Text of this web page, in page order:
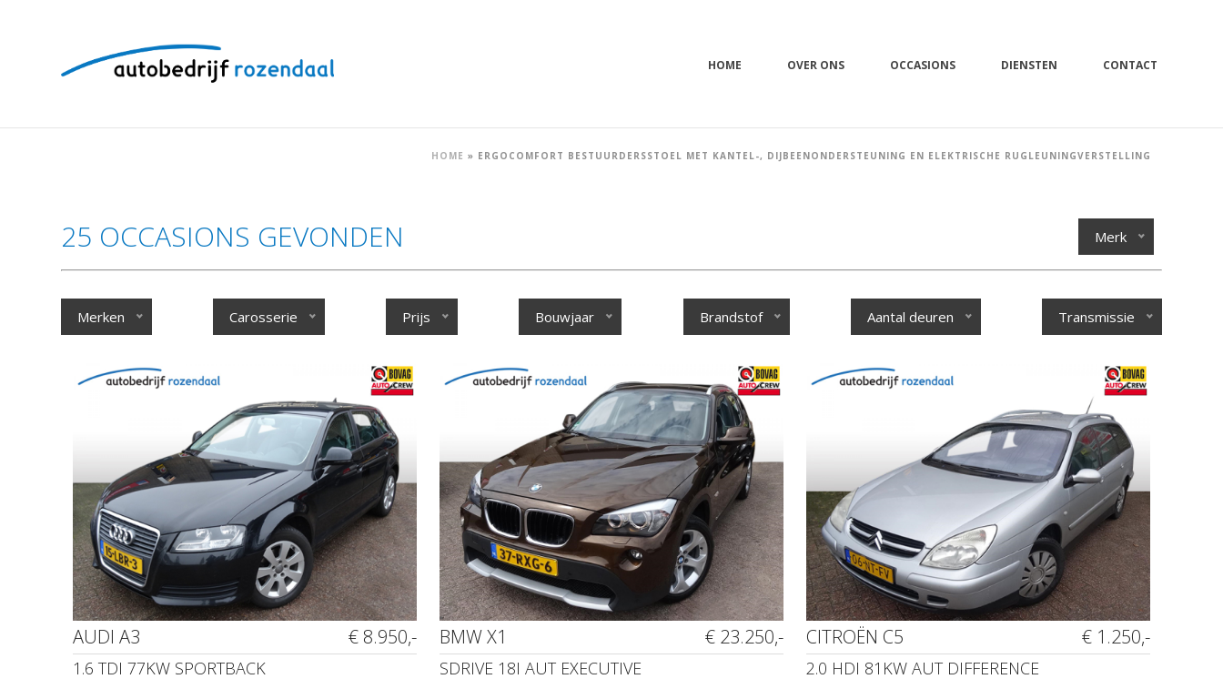
HOME OVER ONS OCCASIONS DIENSTEN CONTACT
HOME » ERGOCOMFORT BESTUURDERSSTOEL MET KANTEL-, DIJBEENONDERSTEUNING EN ELEKTRISCHE RUGLEUNINGVERSTELLING
25 OCCASIONS GEVONDEN Merk
Merken Carosserie Prijs Bouwjaar Brandstof Aantal deuren Transmissie
AUDI A3 € 8.950,-
1.6 TDI 77KW SPORTBACK
BMW X1 € 23.250,-
SDRIVE 18I AUT EXECUTIVE
CITROËN C5 € 1.250,-
2.0 HDI 81KW AUT DIFFERENCE